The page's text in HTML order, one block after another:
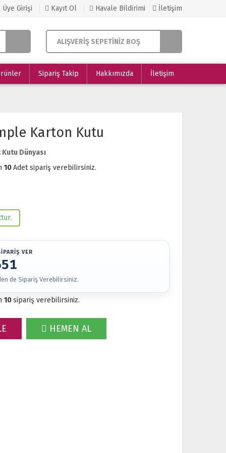
Üye Girişi Kayıt Ol Havale Bildirimi İletişim
ALIŞVERİŞ SEPETİNİZ BOŞ
Sipariş Takip Hakkımızda İletişim
Karton Kutu
Dünyası
10Adet sipariş verebilirsiniz.
VER
de Sipariş Verebilirsiniz.
10sipariş verebilirsiniz.
HEMEN AL